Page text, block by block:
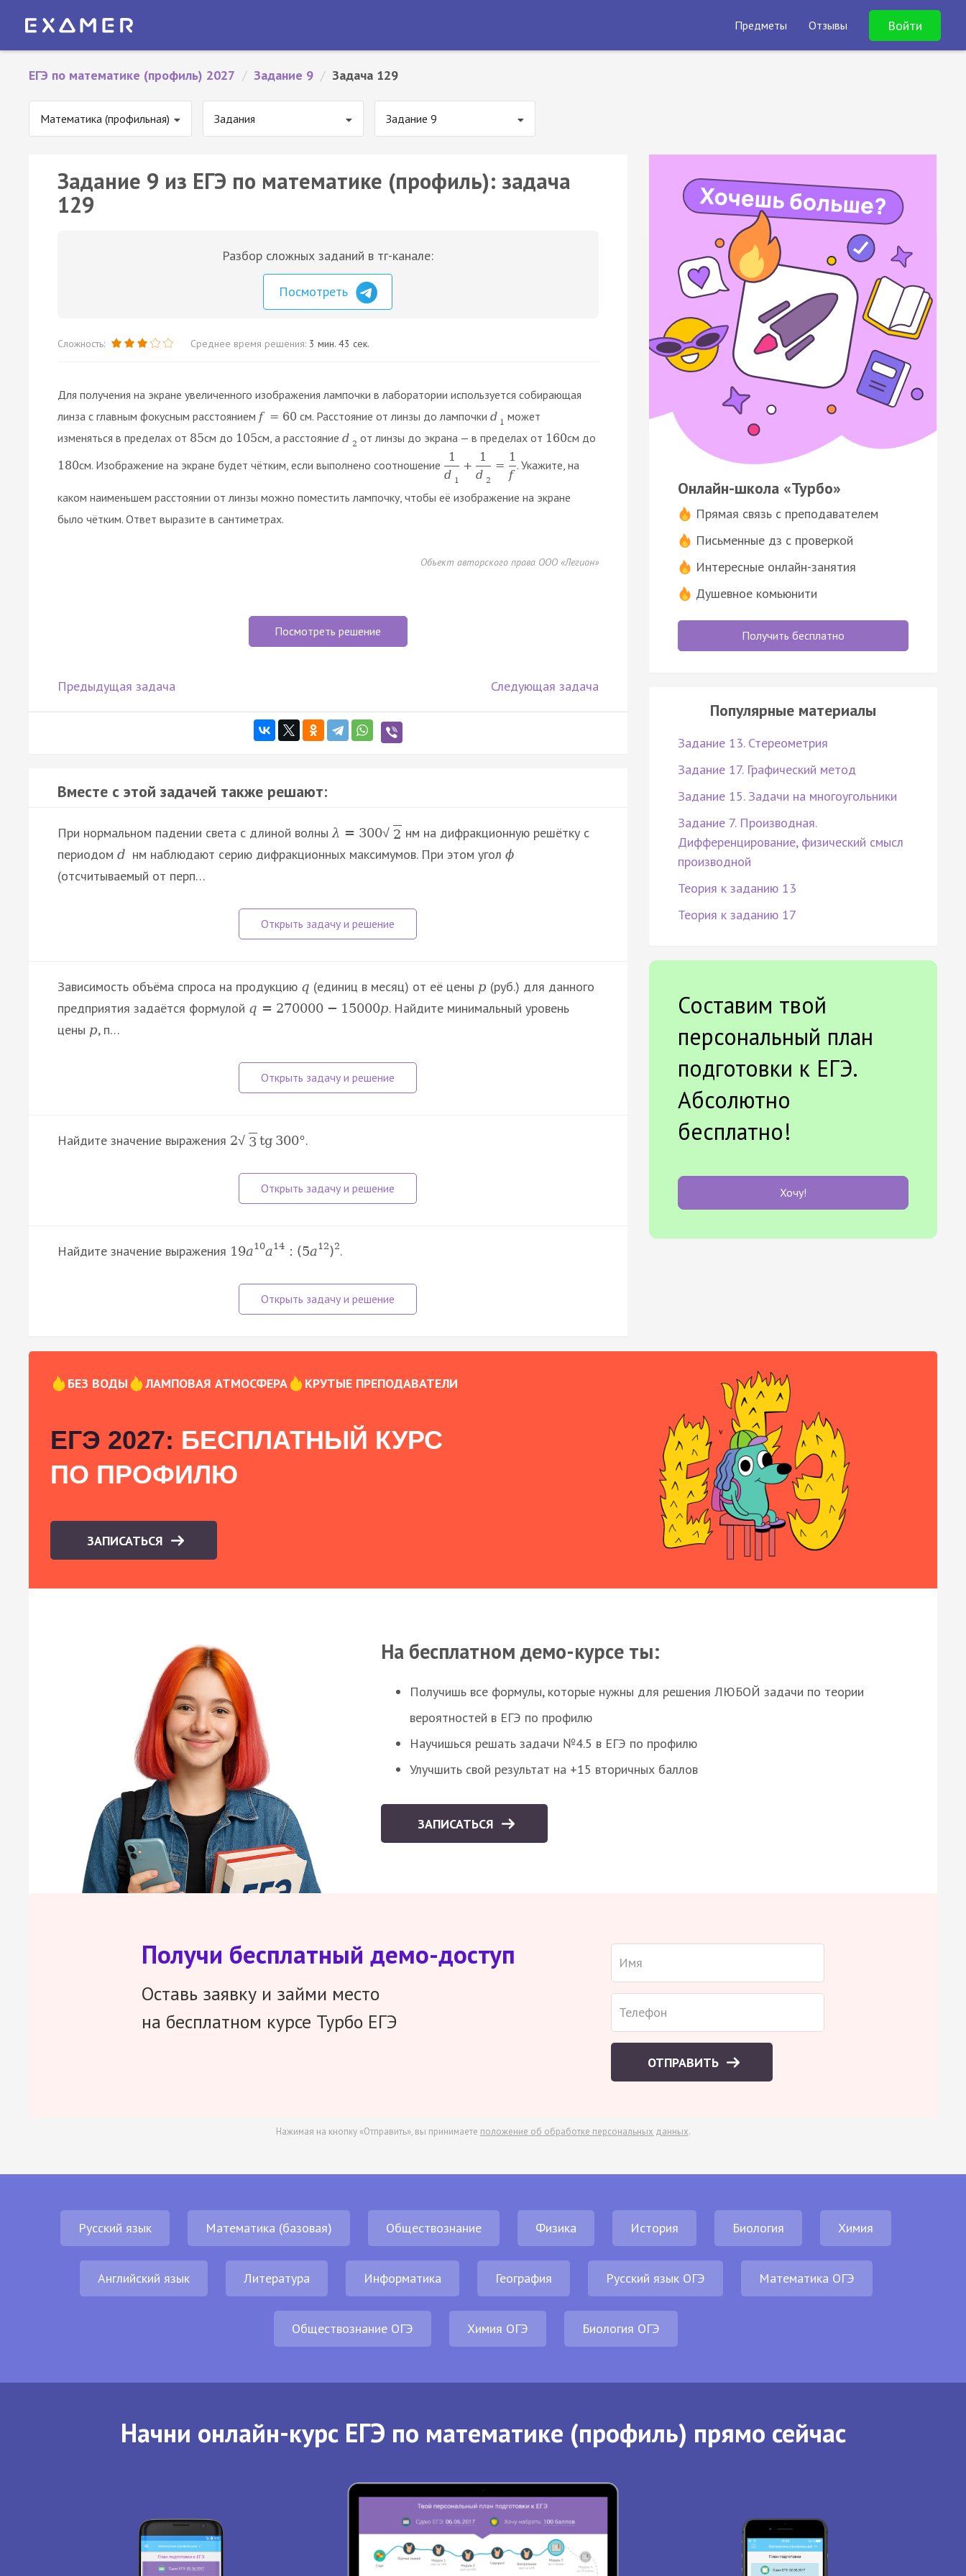
Предметы Отзывы Войти
ЕГЭ по математике (профиль) 2027 / Задание 9 / Задача 129
Математика (профильная) Задания Задание 9
Задание 9 из ЕГЭ по математике (профиль): задача
129
Разбор сложных заданий в тг-канале:
Посмотреть
Сложность: Среднее время решения: 3 мин. 43 сек.
Для получения на экране увеличенного изображения лампочки в лаборатории используется собирающая
линза c главным фокусным расстоянием f = 60 см. Расстояние от линзы до лампочки d 1 может
изменяться в пределах от 85см до 105см, а расстояние d 2 от линзы до экрана — в пределах от 160см до
180см. Изображение на экране будет чётким, если выполнено соотношение
1
d 1
+
1
d 2
=
1
f
. Укажите, на
каком наименьшем расстоянии от линзы можно поместить лампочку, чтобы её изображение на экране
было чётким. Ответ выразите в сантиметрах.
Объект авторского права ООО «Легион»
Посмотреть решение
Предыдущая задача Следующая задача
Вместе с этой задачей также решают:
При нормальном падении света с длиной волныλ = 300√ 2 нм на дифракционную решётку с
периодом d нм наблюдают серию дифракционных максимумов. При этом уголϕ
(отсчитываемый от перп…
Зависимость объёма спроса на продукцию q (единиц в месяц) от её цены p (руб.) для данного
предприятия задаётся формулой q = 270000 − 15000p. Найдите минимальный уровень
цены p, п…
Найдите значение выражения 2√ 3 tg 300°.
Найдите значение выражения 19a10a14 : (5a12)2.
Онлайн-школа «Турбо»
Прямая связь с преподавателем
Письменные дз с проверкой
Интересные онлайн-занятия
Душевное комьюнити
Получить бесплатно
Популярные материалы
Задание 13. Стереометрия
Задание 17. Графический метод
Задание 15. Задачи на многоугольники
Задание 7. Производная.
Дифференцирование, физический смысл
производной
Теория к заданию 13
Теория к заданию 17
Составим твой
персональный план
подготовки к ЕГЭ.
Абсолютно
бесплатно!
Хочу!
БЕЗ ВОДЫ ЛАМПОВАЯ АТМОСФЕРА КРУТЫЕ ПРЕПОДАВАТЕЛИ
ЕГЭ 2027: БЕСПЛАТНЫЙ КУРС
ПО ПРОФИЛЮ
ЗАПИСАТЬСЯ
На бесплатном демо-курсе ты:
Получишь все формулы, которые нужны для решения ЛЮБОЙ задачи по теории
вероятностей в ЕГЭ по профилю
Научишься решать задачи №4.5 в ЕГЭ по профилю
Улучшить свой результат на +15 вторичных баллов
ЗАПИСАТЬСЯ
Получи бесплатный демо-доступ
Оставь заявку и займи место
на бесплатном курсе Турбо ЕГЭ
ОТПРАВИТЬ
Нажимая на кнопку «Отправить», вы принимаете положение об обработке персональных данных.
Русский язык Математика (базовая) Обществознание Физика История Биология Химия
Английский язык Литература Информатика География Русский язык ОГЭ Математика ОГЭ
Обществознание ОГЭ Химия ОГЭ Биология ОГЭ
Начни онлайн-курс ЕГЭ по математике (профиль) прямо сейчас